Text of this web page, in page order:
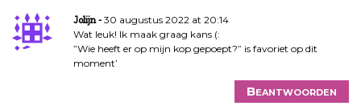
Jolijn
30 augustus 2022 at 20:14
Wat leuk! Ik maak graag kans (:
”Wie heeft er op mijn kop gepoept?” is favoriet op dit
moment’
Beantwoorden